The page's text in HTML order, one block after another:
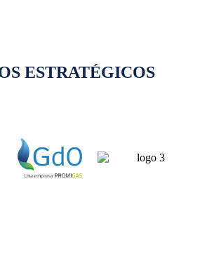
ESTRATÉGICOS